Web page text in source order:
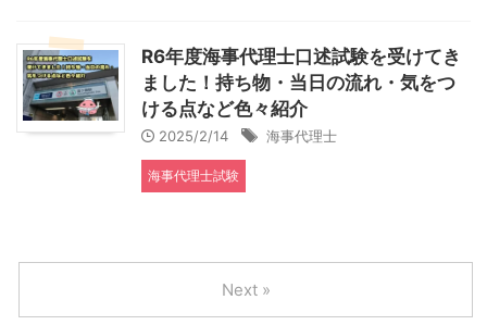
R6年度海事代理士口述試験を受けてき
ました！持ち物・当日の流れ・気をつ
ける点など色々紹介
2025/2/14 海事代理士
海事代理士試験
Next »